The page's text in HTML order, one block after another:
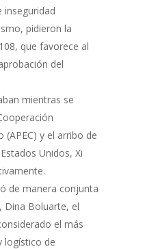
inseguridad
pidieron la
que favorece al
del
mientras se
(APEC) y el arribo de
Unidos, Xi
de manera conjunta
Dina Boluarte, el
el más
logístico de